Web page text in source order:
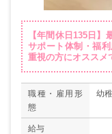
【年間休日135日
サポート体制・福
重視の方にオスス
職種・雇用形
態
幼
給与